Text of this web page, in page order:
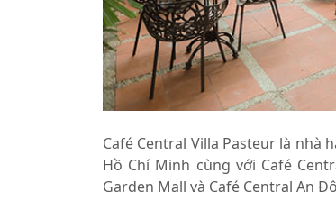
Café Central Villa Pasteur là
Hồ Chí Minh cùng với Café
Garden Mall và Café Central An